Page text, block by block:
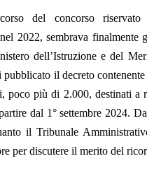
del concorso riservato
2022, sembrava finalmente
dell’Istruzione e del
il decreto
poco più di 2.000, destinati a
dal 1° settembre 2024.
il Tribunale
per discutere il merito del